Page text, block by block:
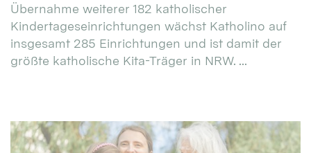
Übernahme weiterer 182 katholischer
Kindertageseinrichtungen wächst Katholino auf
insgesamt 285 Einrichtungen und ist damit der
größte katholische Kita-Träger in NRW. ...